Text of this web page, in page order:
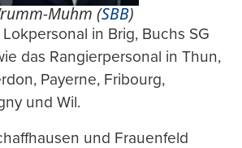
Muhm (SBB)
in Brig, Buchs SG
das Rangierpersonal in Thun,
Payerne, Fribourg,
und Wil.
und Frauenfeld